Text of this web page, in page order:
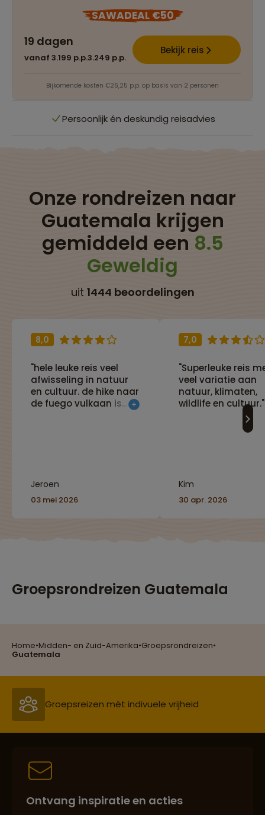
Home•Midden- en Zuid-Amerika•Groepsrondreizen•
Guatemala
SAWADEAL €50
19 dagen
vanaf 3.199 p.p.3.249 p.p.
Bekijk reis
Bijkomende kosten €26,25 p.p. op basis van 2 personen
Best beoordeelde reisroutes
Het grootste reisaanbod
Persoonlijk én deskundig reisadvies
Het grootste reisaanbod
Persoonlijk én deskundig reisadvies
Best beoordeelde reisroutes
Onze rondreizen naar
Guatemala krijgen
gemiddeld een 8.5
Geweldig
uit 1444 beoordelingen
8,0
"hele leuke reis veel
afwisseling in natuur
en cultuur. de hike naar
de fuego vulkaan is
Jeroen
03 mei 2026
7,0
"Superleuke reis
veel variatie aan
natuur, klimaten,
wildlife en cultuur."
Kim
30 apr. 2026
Groepsrondreizen Guatemala
Reizen met oog voor mens, cultuur en milieu
Groepsreizen mét indivuele vrijheid
Persoonlijk en deskundig reisadvies
Ontvang inspiratie en acties